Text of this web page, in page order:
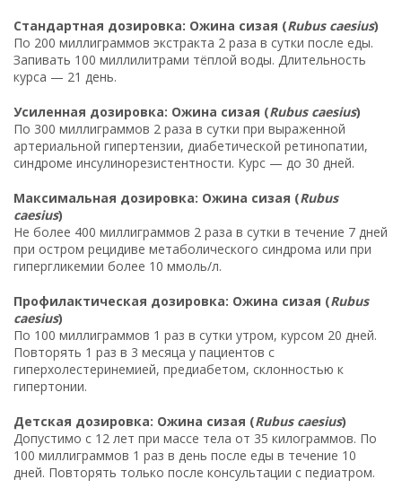
Стандартная дозировка: Ожина сизая (Rubus caesius)
По 200 миллиграммов экстракта 2 раза в сутки после еды.
Запивать 100 миллилитрами тёплой воды. Длительность
курса — 21 день.
Усиленная дозировка: Ожина сизая (Rubus caesius)
По 300 миллиграммов 2 раза в сутки при выраженной
артериальной гипертензии, диабетической ретинопатии,
синдроме инсулинорезистентности. Курс — до 30 дней.
Максимальная дозировка: Ожина сизая (Rubus
caesius)
Не более 400 миллиграммов 2 раза в сутки в течение 7 дней
при остром рецидиве метаболического синдрома или при
гипергликемии более 10 ммоль/л.
Профилактическая дозировка: Ожина сизая (Rubus
caesius)
По 100 миллиграммов 1 раз в сутки утром, курсом 20 дней.
Повторять 1 раз в 3 месяца у пациентов с
гиперхолестеринемией, предиабетом, склонностью к
гипертонии.
Детская дозировка: Ожина сизая (Rubus caesius)
Допустимо с 12 лет при массе тела от 35 килограммов. По
100 миллиграммов 1 раз в день после еды в течение 10
дней. Повторять только после консультации с педиатром.